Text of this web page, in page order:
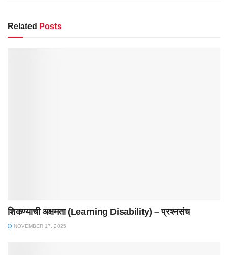
Related Posts
शिकण्याची अक्षमता (Learning Disability) – प्रश्नसंच
NOVEMBER 17, 2025